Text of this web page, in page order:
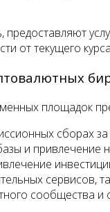
от текущего
площадок
сборах
и привлечение
сервисов,
сообщества